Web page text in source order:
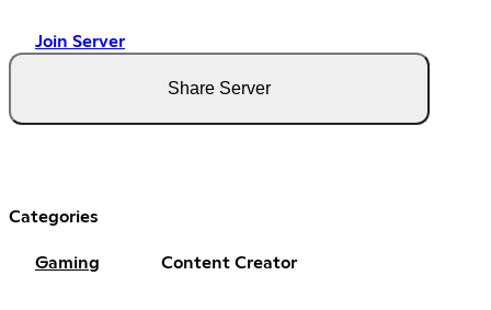
Join Server
Share Server
Categories
Gaming Content Creator